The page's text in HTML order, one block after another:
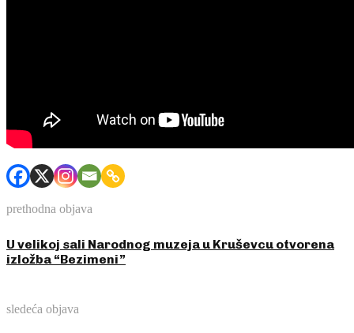
prethodna objava
U velikoj sali Narodnog muzeja u Kruševcu otvorena
izložba “Bezimeni”
sledeća objava